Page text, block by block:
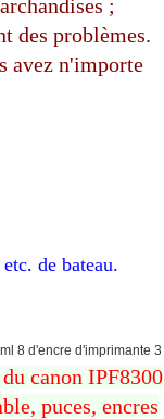
;
des problèmes.
avez n'importe
de bateau.
canon IPF8300
puces, encres